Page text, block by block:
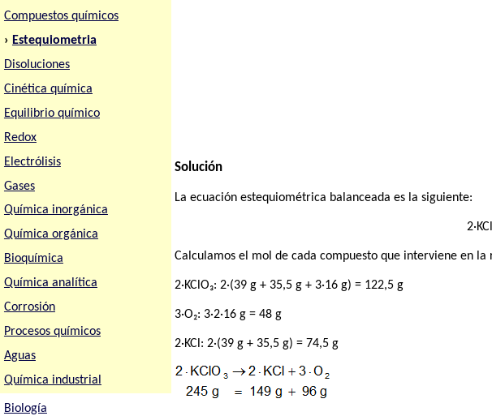
Compuestos químicos
› Estequiometria
Disoluciones
Cinética química
Equilibrio químico
Redox
Electrólisis
Gases
Química inorgánica
Química orgánica
Bioquímica
Química analítica
Corrosión
Procesos químicos
Aguas
Química industrial
Biología
Solución
La ecuación estequiométrica balanceada es la siguiente:
Calculamos el mol de cada compuesto que interviene en la
2·KClO₃: 2·(39 g + 35,5 g + 3·16 g) = 122,5 g
3·O₂: 3·2·16 g = 48 g
2·KCl: 2·(39 g + 35,5 g) = 74,5 g